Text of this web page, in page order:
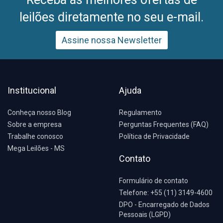
leilões diretamente no seu e-mail.
Assine nossa Newsletter
Institucional
Conheça nosso Blog
Sobre a empresa
Trabalhe conosco
Mega Leilões - MS
Ajuda
Regulamento
Perguntas Frequentes (FAQ)
Política de Privacidade
Contato
Formulário de contato
Telefone: +55 (11) 3149-4600
DPO - Encarregado de Dados
Pessoais (LGPD)